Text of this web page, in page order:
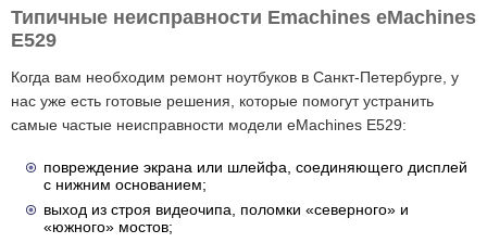
Типичные неисправности Emachines eMachines
E529
Когда вам необходим ремонт ноутбуков в Санкт-Петербурге, у
нас уже есть готовые решения, которые помогут устранить
самые частые неисправности модели eMachines E529:
повреждение экрана или шлейфа, соединяющего дисплей
с нижним основанием;
выход из строя видеочипа, поломки «северного» и
«южного» мостов;